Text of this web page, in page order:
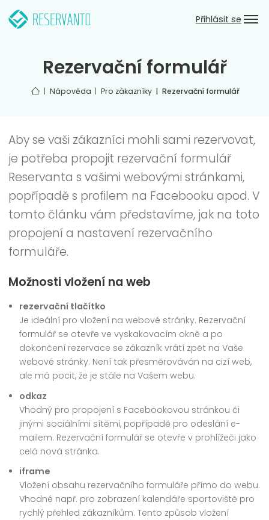
Přihlásit se
Rezervační formulář
ÚvodNápověda Pro zákazníky Rezervační formulář
Aby se vaši zákazníci mohli sami rezervovat,
je potřeba propojit rezervační formulář
Reservanta s vašimi webovými stránkami,
popřípadě s profilem na Facebooku apod. V
tomto článku vám představíme, jak na toto
propojení a nastavení rezervačního
formuláře.
Možnosti vložení na web
rezervační tlačítko
Je ideální pro vložení na webové stránky. Rezervační
formulář se otevře ve vyskakovacím okně a po
dokončení rezervace se zákazník vrátí zpět na Vaše
webové stránky. Není tak přesměrováván na cizí web,
ale má pocit, že je stále na Vašem webu.
odkaz
Vhodný pro propojení s Facebookovou stránkou či
jinými sociálními sítěmi, popřípadě pro odeslání e-
mailem. Rezervační formulář se otevře v prohlížeči jako
celá nová stránka.
iframe
Vložení obsahu rezervačního formuláře přímo do webu.
Vhodné např. pro zobrazení kalendáře sportoviště pro
rychlý přehled zákazníkům. Tento způsob vložení